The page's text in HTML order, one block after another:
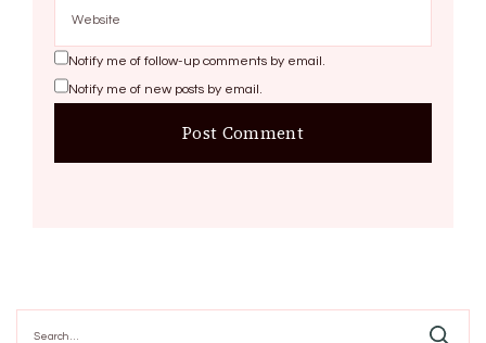
Notify me of follow-up comments by email.
Notify me of new posts by email.
for: